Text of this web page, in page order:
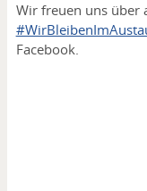
Wir freuen uns über
Facebook.